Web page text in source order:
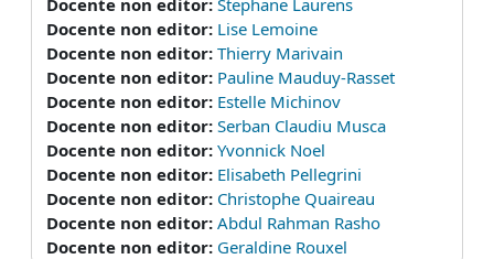
Docente non editor: Lise Lemoine
Docente non editor: Thierry Marivain
Docente non editor: Pauline Mauduy-Rasset
Docente non editor: Estelle Michinov
Docente non editor: Serban Claudiu Musca
Docente non editor: Yvonnick Noel
Docente non editor: Elisabeth Pellegrini
Docente non editor: Christophe Quaireau
Docente non editor: Abdul Rahman Rasho
Docente non editor: Geraldine Rouxel